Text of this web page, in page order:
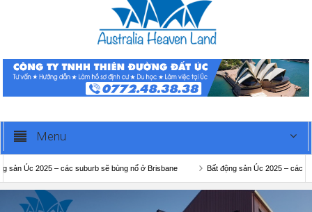
Menu
– các suburb sẽ bùng nổ ở Brisbane Bất động sản Úc 2025 – các suburb sẽ